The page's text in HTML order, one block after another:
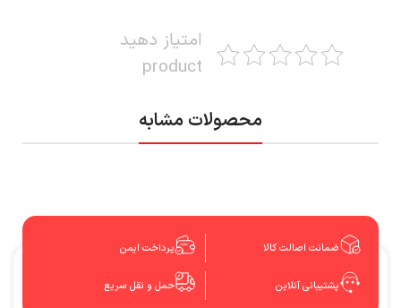
امتیاز دهید
product
محصولات مشابه
ضمانت اصالت کالا پرداخت ایمن
پشتیبانی آنلاین حمل و نقل سریع